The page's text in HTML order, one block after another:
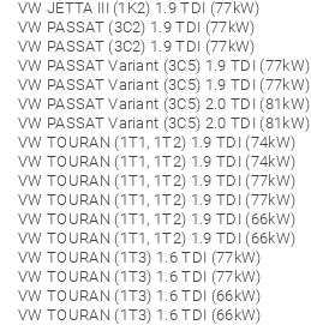
VW JETTA III (1K2) 1.9 TDI (77kW)
VW PASSAT (3C2) 1.9 TDI (77kW)
VW PASSAT (3C2) 1.9 TDI (77kW)
VW PASSAT Variant (3C5) 1.9 TDI (77kW)
VW PASSAT Variant (3C5) 1.9 TDI (77kW)
VW PASSAT Variant (3C5) 2.0 TDI (81kW)
VW PASSAT Variant (3C5) 2.0 TDI (81kW)
VW TOURAN (1T1, 1T2) 1.9 TDI (74kW)
VW TOURAN (1T1, 1T2) 1.9 TDI (74kW)
VW TOURAN (1T1, 1T2) 1.9 TDI (77kW)
VW TOURAN (1T1, 1T2) 1.9 TDI (77kW)
VW TOURAN (1T1, 1T2) 1.9 TDI (66kW)
VW TOURAN (1T1, 1T2) 1.9 TDI (66kW)
VW TOURAN (1T3) 1.6 TDI (77kW)
VW TOURAN (1T3) 1.6 TDI (77kW)
VW TOURAN (1T3) 1.6 TDI (66kW)
VW TOURAN (1T3) 1.6 TDI (66kW)